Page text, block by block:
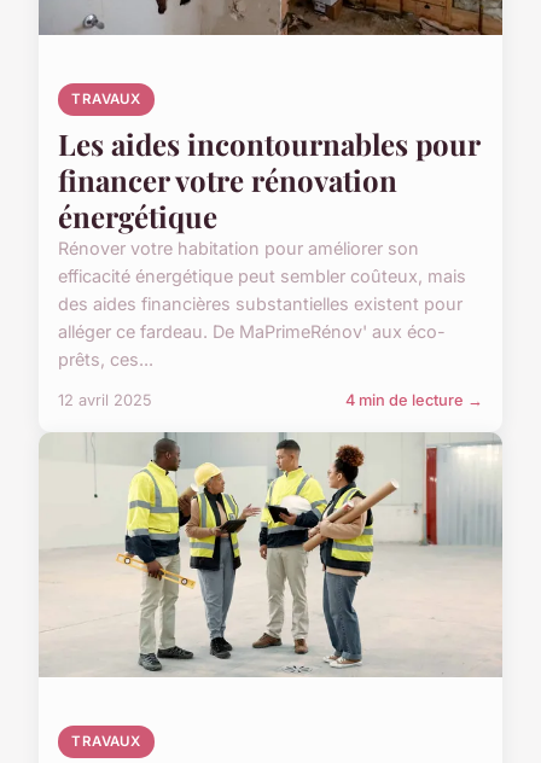
TRAVAUX
Les aides incontournables pour
financer votre rénovation
énergétique
Rénover votre habitation pour améliorer son
efficacité énergétique peut sembler coûteux, mais
des aides financières substantielles existent pour
alléger ce fardeau. De MaPrimeRénov' aux éco-
prêts, ces...
12 avril 2025 4 min de lecture →
TRAVAUX